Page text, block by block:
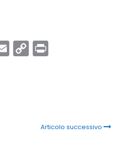
Email
Copy
Link
Articolo successivo